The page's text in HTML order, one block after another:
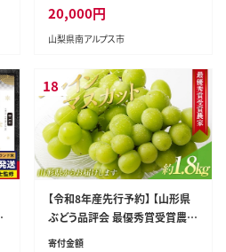
上（3～5房） クール便発送 ALPA
G011
20,000円
山梨県南アルプス市
18
【令和8年産先行予約】 【山形県
ぶどう品評会 最優秀賞受賞農
家】 シャインマスカット 約1.8kg
寄付金額